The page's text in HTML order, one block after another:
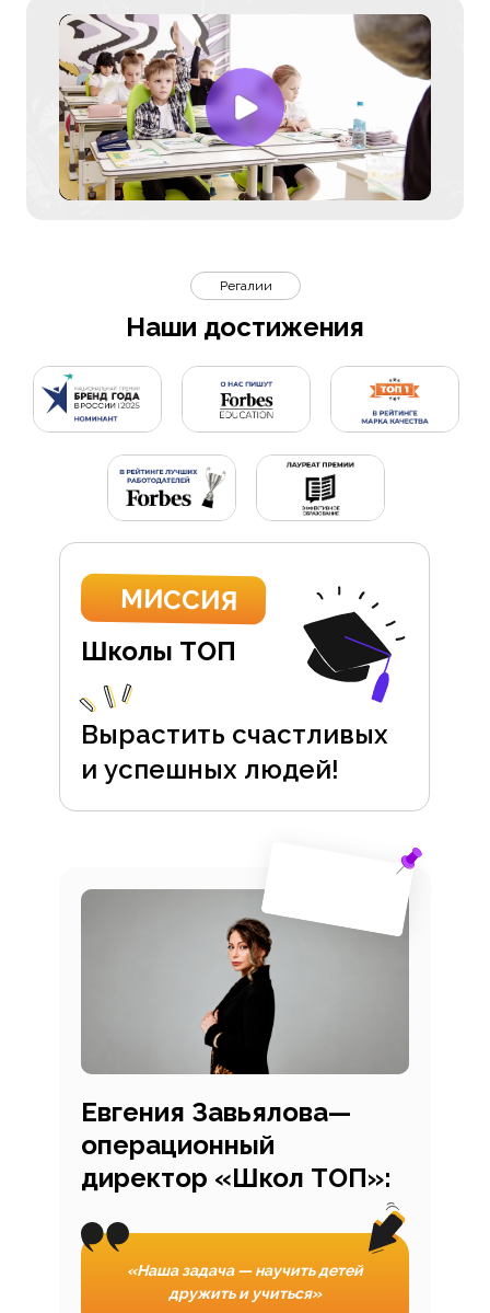
Регалии
Наши достижения
Школы ТОП
МИССИЯ
Вырастить счастливых
и успешных людей!
Евгения Завьялова—
операционный
директор «Школ ТОП»:
«Наша задача — научить детей
дружить и учиться»